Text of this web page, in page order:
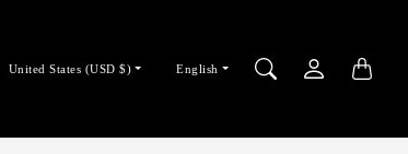
selector
United States (USD $)
selector
English